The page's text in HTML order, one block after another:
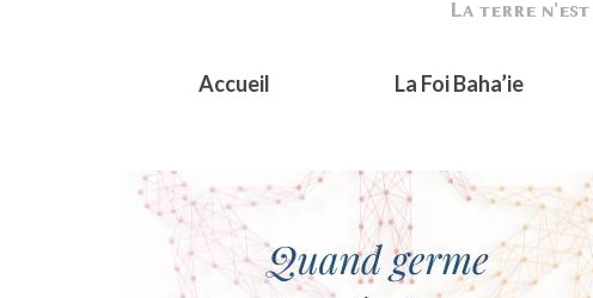
Accueil La Foi Baha’ie